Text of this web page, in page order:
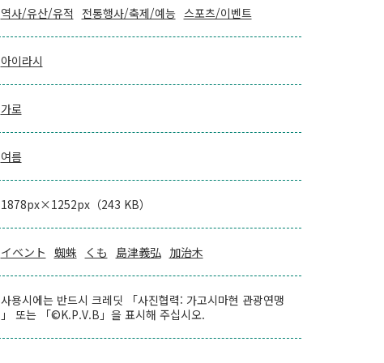
역사/유산/유적 전통행사/축제/예능 스포츠/이벤트
아이라시
가로
여름
1878px×1252px（243 KB）
イベント 蜘蛛 くも 島津義弘 加治木
사용시에는 반드시 크레딧 「사진협력: 가고시마현 관광연맹
」 또는 「©K.P.V.B」을 표시해 주십시오.